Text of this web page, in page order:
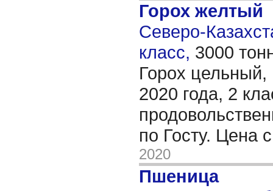
Горох желтый
Северо-
класс, 3000
Горох
2020 года, 2
по Госту. Цена
2020
Пшеница